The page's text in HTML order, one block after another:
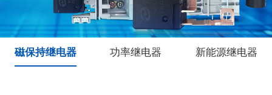
磁保持继电器 功率继电器 新能源继电器